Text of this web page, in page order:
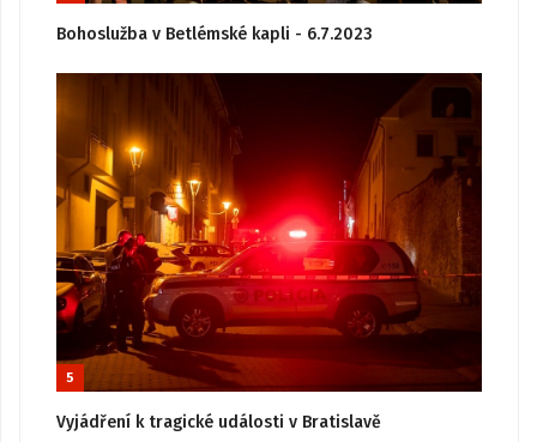
Bohoslužba v Betlémské kapli - 6.7.2023
5
Vyjádření k tragické události v Bratislavě